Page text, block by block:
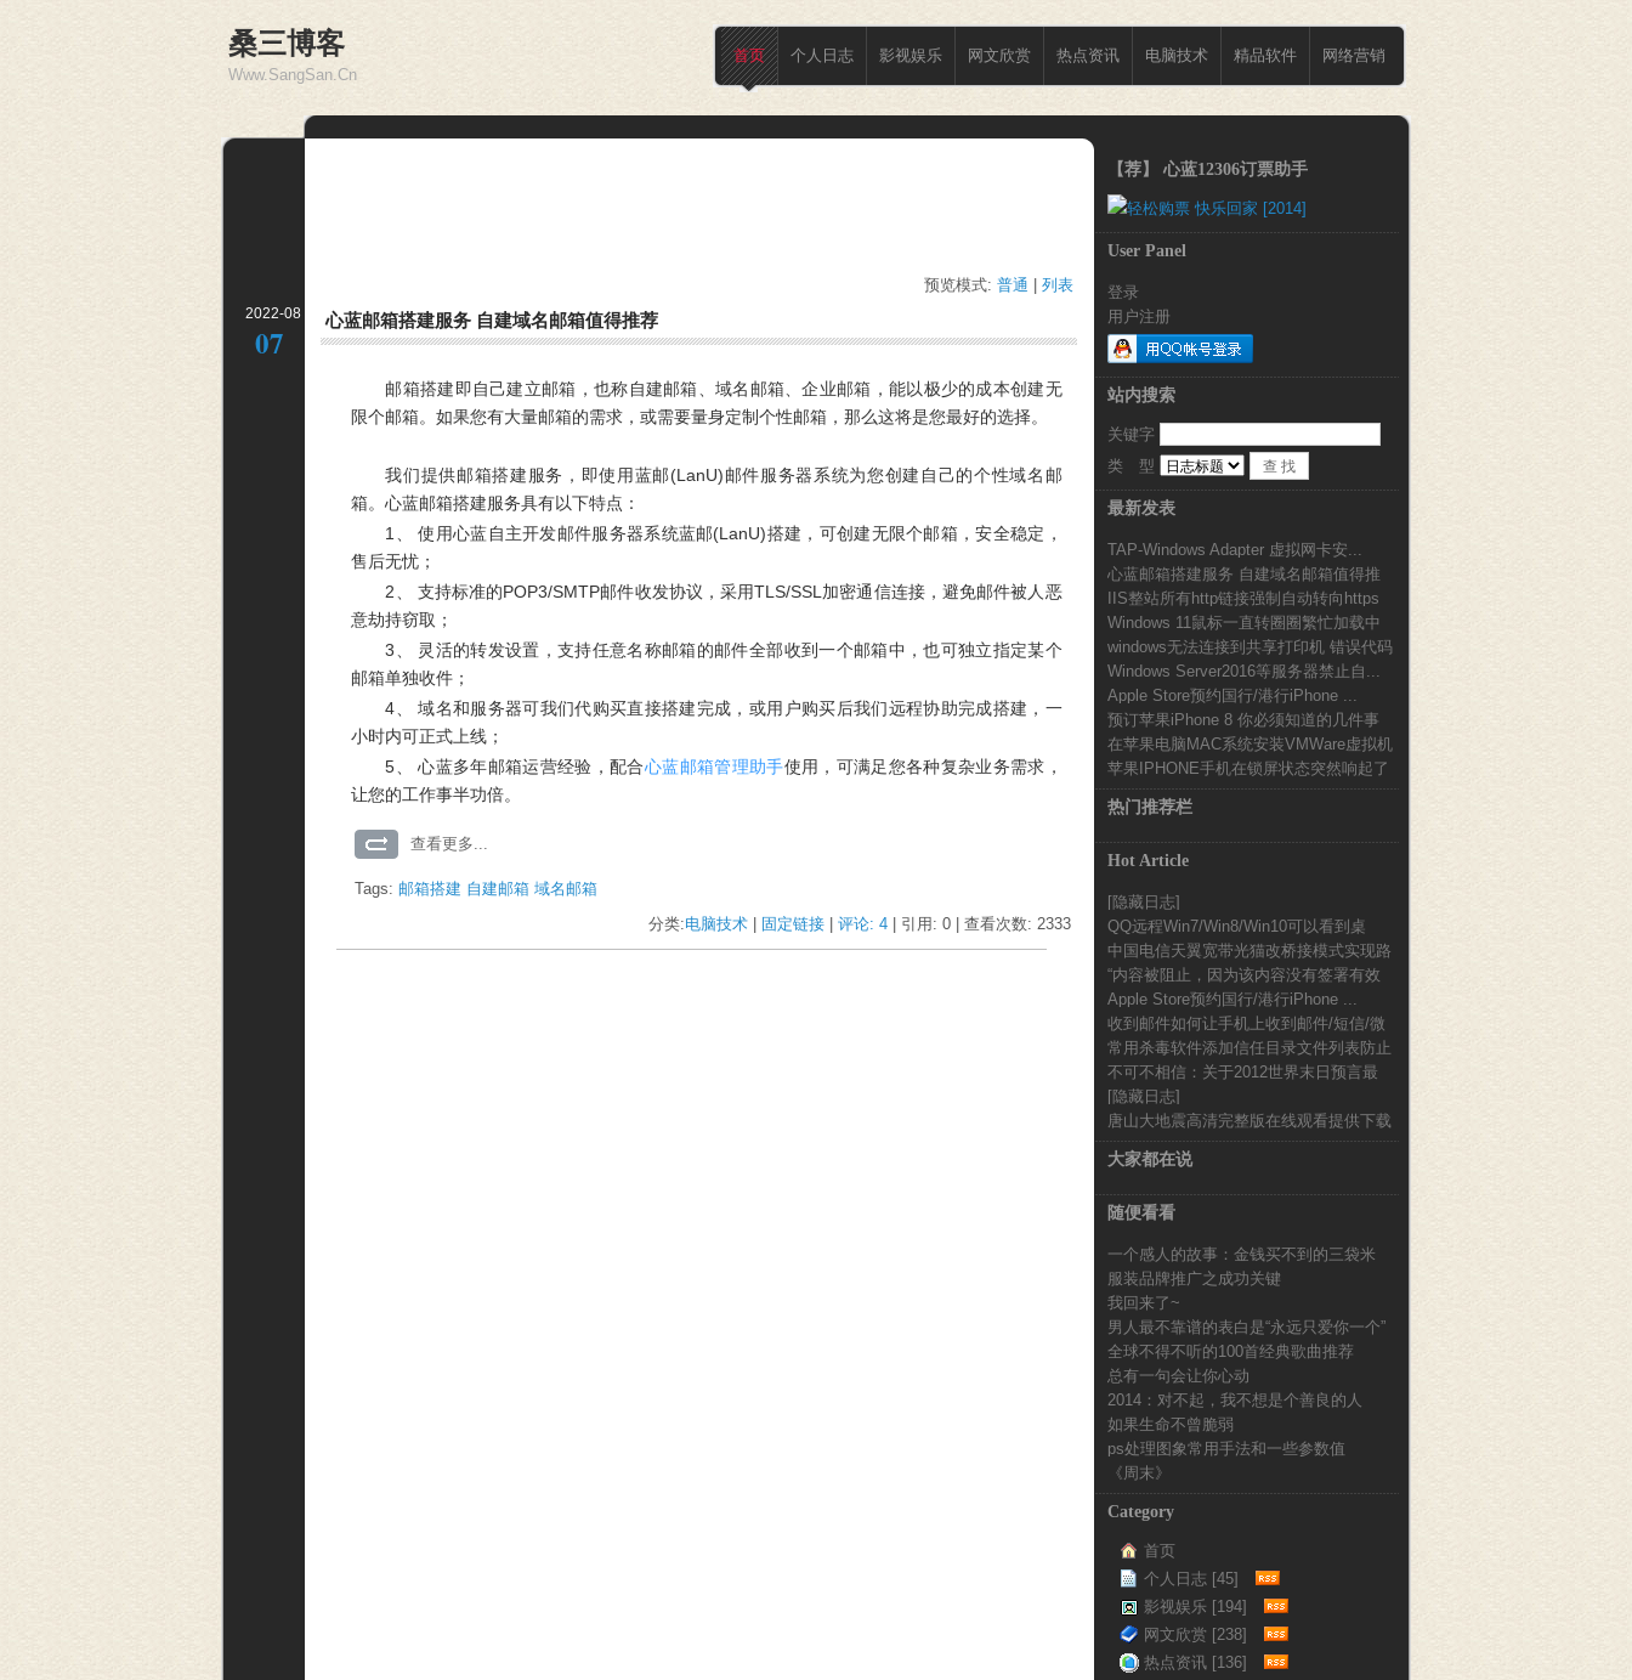
桑三博客
Www.SangSan.Cn
首页 个人日志 影视娱乐 网文欣赏 热点资讯 电脑技术 精品软件 网络营销
预览模式: 普通 列表
2022-08
07
心蓝邮箱搭建服务 自建域名邮箱值得推荐
邮箱搭建即自己建立邮箱，也称自建邮箱、域名邮箱、企业邮箱，能以极少的成本创建无
限个邮箱。如果您有大量邮箱的需求，或需要量身定制个性邮箱，那么这将是您最好的选择。
我们提供邮箱搭建服务，即使用蓝邮(LanU)邮件服务器系统为您创建自己的个性域名邮
箱。心蓝邮箱搭建服务具有以下特点：
1、 使用心蓝自主开发邮件服务器系统蓝邮(LanU)搭建，可创建无限个邮箱，安全稳定，
售后无忧；
2、 支持标准的POP3/SMTP邮件收发协议，采用TLS/SSL加密通信连接，避免邮件被人恶
意劫持窃取；
3、 灵活的转发设置，支持任意名称邮箱的邮件全部收到一个邮箱中，也可独立指定某个
邮箱单独收件；
4、 域名和服务器可我们代购买直接搭建完成，或用户购买后我们远程协助完成搭建，一
小时内可正式上线；
5、 心蓝多年邮箱运营经验，配合心蓝邮箱管理助手使用，可满足您各种复杂业务需求，
让您的工作事半功倍。
查看更多...
Tags:邮箱搭建 自建邮箱 域名邮箱
分类:电脑技术 固定链接 评论: 4 | 引用: 0 | 查看次数: 2333
【荐】 心蓝12306订票助手
User Panel
登录
用户注册
站内搜索
关键字
类 型
最新发表
TAP-Windows Adapter 虚拟网卡安...
心蓝邮箱搭建服务 自建域名邮箱值得推
荐IIS整站所有http链接强制自动转向https
设...
Windows 11鼠标一直转圈圈繁忙加载中
解决办...
windows无法连接到共享打印机 错误代码
0x0...
Windows Server2016等服务器禁止自...
Apple Store预约国行/港行iPhone ...
预订苹果iPhone 8 你必须知道的几件事
在苹果电脑MAC系统安装VMWare虚拟机
使用加密...
苹果IPHONE手机在锁屏状态突然响起了
一段音乐声...
热门推荐栏
Hot Article
[隐藏日志]
QQ远程Win7/Win8/Win10可以看到桌
面...
中国电信天翼宽带光猫改桥接模式实现路
由器拨号的方法...
“内容被阻止，因为该内容没有签署有效
的安全证书。”...
Apple Store预约国行/港行iPhone ...
收到邮件如何让手机上收到邮件/短信/微
信提醒
常用杀毒软件添加信任目录文件列表防止
误报图文教程
不可不相信：关于2012世界末日预言最
新完整版
[隐藏日志]
唐山大地震高清完整版在线观看提供下载
大家都在说
随便看看
一个感人的故事：金钱买不到的三袋米
服装品牌推广之成功关键
我回来了~
男人最不靠谱的表白是“永远只爱你一个”
全球不得不听的100首经典歌曲推荐
总有一句会让你心动
2014：对不起，我不想是个善良的人
如果生命不曾脆弱
ps处理图象常用手法和一些参数值
《周末》
Category
首页
个人日志 [45]
影视娱乐 [194]
网文欣赏 [238]
热点资讯 [136]